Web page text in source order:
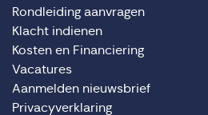
Rondleiding aanvragen
Klacht indienen
Kosten en Financiering
Vacatures
Aanmelden nieuwsbrief
Privacyverklaring